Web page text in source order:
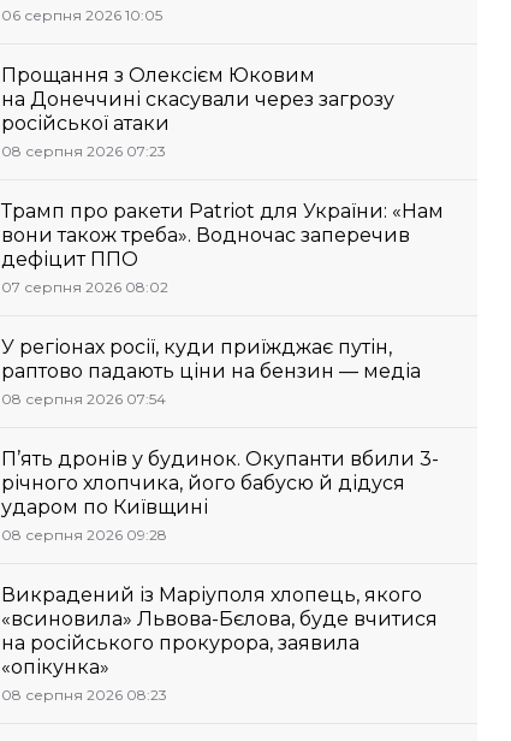
06 серпня 2026 10:05
Прощання з Олексієм Юковим
на Донеччині скасували через загрозу
російської атаки
08 серпня 2026 07:23
Трамп про ракети Patriot для України: «Нам
вони також треба». Водночас заперечив
дефіцит ППО
07 серпня 2026 08:02
У регіонах росії, куди приїжджає путін,
раптово падають ціни на бензин — медіа
08 серпня 2026 07:54
П’ять дронів у будинок. Окупанти вбили 3-
річного хлопчика, його бабусю й дідуся
ударом по Київщині
08 серпня 2026 09:28
Викрадений із Маріуполя хлопець, якого
«всиновила» Львова-Бєлова, буде вчитися
на російського прокурора, заявила
«опікунка»
08 серпня 2026 08:23